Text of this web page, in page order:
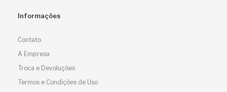
Informações
Contato
A Empresa
Troca e Devoluções
Termos e Condições de Uso